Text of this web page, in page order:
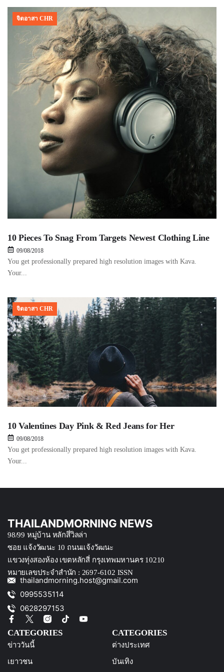
จิตอาสา CHR
10 Pieces To Snag From Targets Newest Clothing Line
09/08/2018
You get professionally prepared high resolution images with Kava.
Your...
จิตอาสา CHR
10 Valentines Day Pink & Red Jeans for Her
09/08/2018
You get professionally prepared high resolution images with Kava.
Your...
THAILANDMORNING NEWS
98/99 หมู่บ้าน หลักสึ่วิลล่า
ซอย แจ้งวัฒนะ 10 ถนนแจ้งวัฒนะ
แขวงทุ่งสองห้อง เขตหลักสี่ กรุงเทพมหานคร 10210
หมายเลขประจำสำนัก : 2697-6102 ISSN
thailandmorning.host@gmail.com
0995535114
0628297153
CATEGORIES
ข่าววันนี้
เยาวชน
CATEGORIES
ต่างประเทศ
บันเทิง